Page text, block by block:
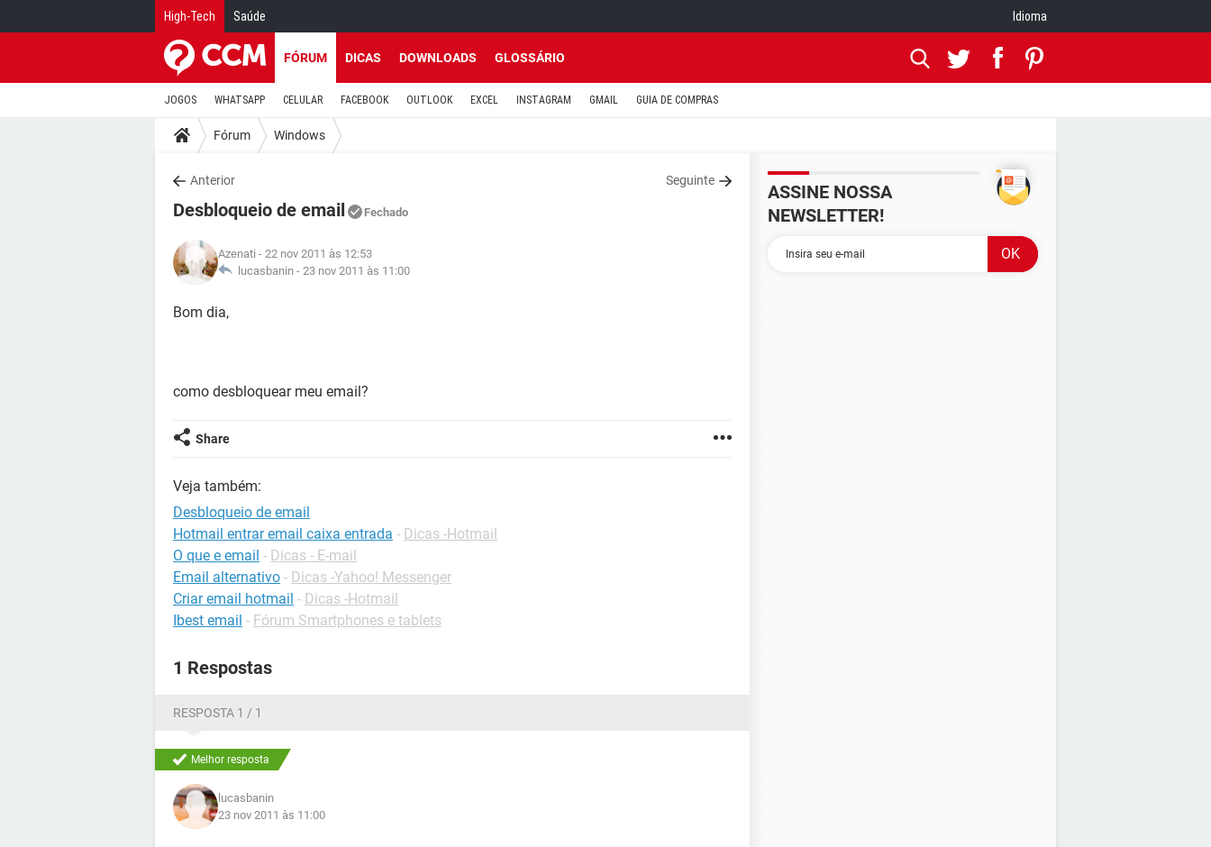
High-Tech Saúde Idioma
FÓRUM DICAS DOWNLOADS GLOSSÁRIO
JOGOS WHATSAPP CELULAR FACEBOOK OUTLOOK EXCEL INSTAGRAM GMAIL GUIA DE COMPRAS
Fórum Windows
Anterior Seguinte
Desbloqueio de email Fechado
Azenati - 22 nov 2011 às 12:53
lucasbanin - 23 nov 2011 às 11:00
Bom dia,
como desbloquear meu email?
Share
Veja também:
Desbloqueio de email
Hotmail entrar email caixa entrada - Dicas -Hotmail
O que e email - Dicas - E-mail
Email alternativo - Dicas -Yahoo! Messenger
Criar email hotmail - Dicas -Hotmail
Ibest email - Fórum Smartphones e tablets
1 Respostas
RESPOSTA 1 / 1
Melhor resposta
lucasbanin
23 nov 2011 às 11:00
ASSINE NOSSA
NEWSLETTER!